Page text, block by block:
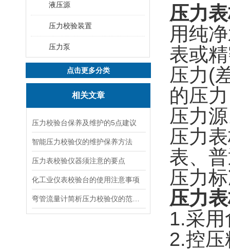
液压源
压力校验装置
压力泵
点击更多分类
相关文章
压力校验台保养及维护的5点建议
智能压力校验仪的维护保养方法
压力表校验仪器须注意的要点
化工业仪表校验台的使用注意事项
压力
用纯
表或
压力(
的压
压力
压力
表、
压力
压力
1.采
2.控